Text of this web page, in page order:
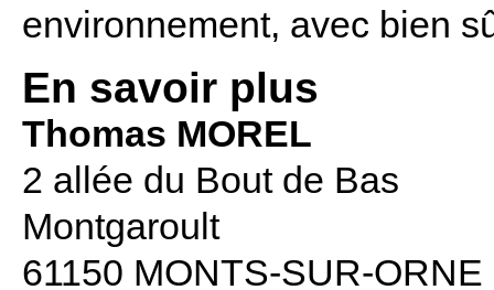
environnement, avec bien
En savoir plus
Thomas MOREL
2 allée du Bout de Bas
Montgaroult
61150 MONTS-SUR-ORNE